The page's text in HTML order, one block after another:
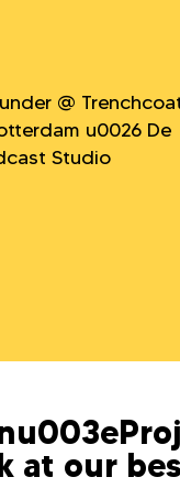
@
u0026 De
Studio
at our